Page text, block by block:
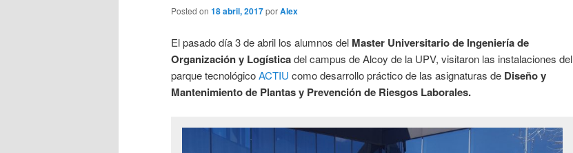
Posted on 18 abril, 2017porAlex
El pasado día 3 de abril los alumnos del Master Universitario de Ingeniería de
Organización y Logísticadel campus de Alcoy de la UPV, visitaron las instalaciones del
parque tecnológicoACTIU como desarrollo práctico de las asignaturas de Diseño y
Mantenimiento de Plantas y Prevención de Riesgos Laborales.